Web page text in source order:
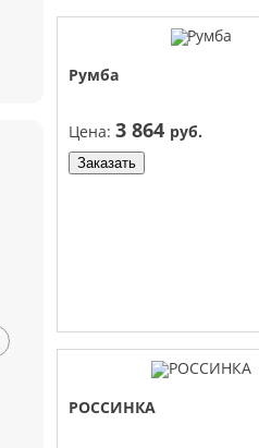
Румба
Цена: 3 864 руб.
Заказать
РОССИНКА